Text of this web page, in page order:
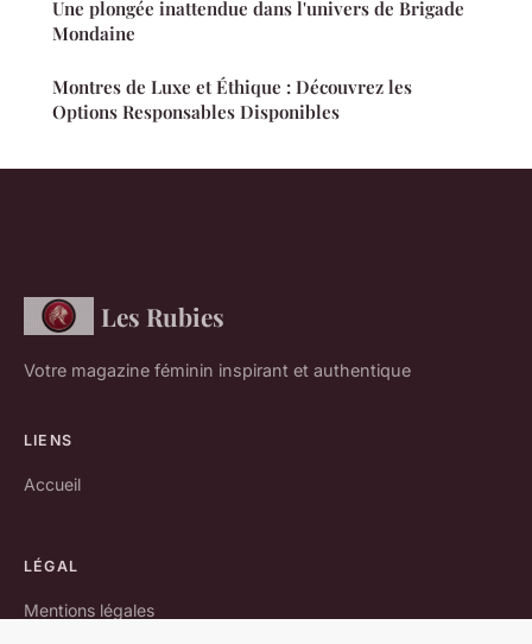
Une plongée inattendue dans l'univers de Brigade
Mondaine
Montres de Luxe et Éthique : Découvrez les
Options Responsables Disponibles
Les Rubies
Votre magazine féminin inspirant et authentique
LIENS
Accueil
LÉGAL
Mentions légales